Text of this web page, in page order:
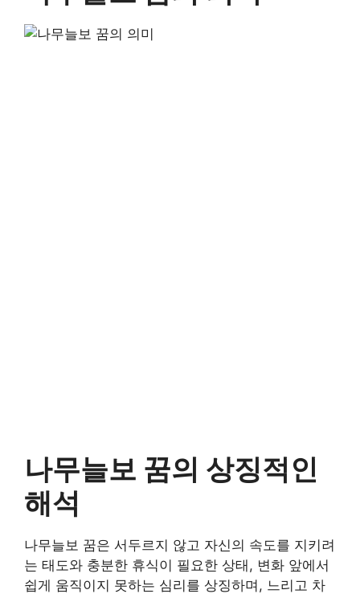
나무늘보 꿈의 상징적인
해석
나무늘보 꿈은 서두르지 않고 자신의 속도를 지키려
는 태도와 충분한 휴식이 필요한 상태, 변화 앞에서
쉽게 움직이지 못하는 심리를 상징하며, 느리고 차